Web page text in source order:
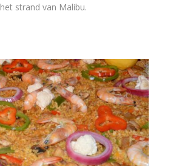
het strand van Malibu.